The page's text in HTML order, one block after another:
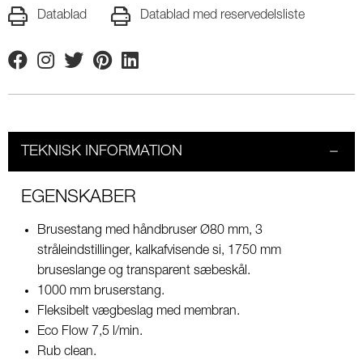
Datablad Datablad med reservedelsliste
FacebookInstagram
TwitterPinterestLinkedin
TEKNISK INFORMATION
EGENSKABER
Brusestang med håndbruser Ø80 mm, 3
stråleindstillinger, kalkafvisende si, 1750 mm
bruseslange og transparent sæbeskål.
1000 mm bruserstang.
Fleksibelt vægbeslag med membran.
Eco Flow 7,5 l/min.
Rub clean.